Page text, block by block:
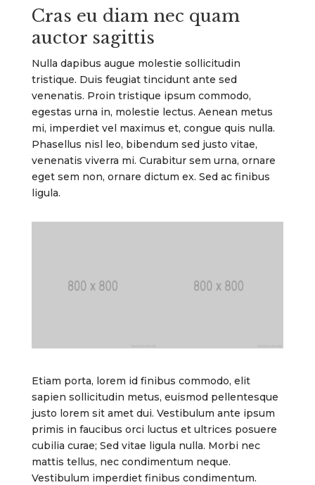
Cras eu diam nec quam
auctor sagittis
Nulla dapibus augue molestie sollicitudin
tristique. Duis feugiat tincidunt ante sed
venenatis. Proin tristique ipsum commodo,
egestas urna in, molestie lectus. Aenean metus
mi, imperdiet vel maximus et, congue quis nulla.
Phasellus nisl leo, bibendum sed justo vitae,
venenatis viverra mi. Curabitur sem urna, ornare
eget sem non, ornare dictum ex. Sed ac finibus
ligula.
Etiam porta, lorem id finibus commodo, elit
sapien sollicitudin metus, euismod pellentesque
justo lorem sit amet dui. Vestibulum ante ipsum
primis in faucibus orci luctus et ultrices posuere
cubilia curae; Sed vitae ligula nulla. Morbi nec
mattis tellus, nec condimentum neque.
Vestibulum imperdiet finibus condimentum.